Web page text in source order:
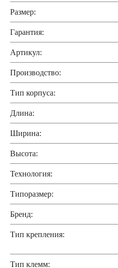
Размер:
Гарантия:
Артикул:
Производство:
Тип корпуса:
Длина:
Ширина:
Высота:
Технология:
Типоразмер:
Бренд:
Тип крепления:
Тип клемм: